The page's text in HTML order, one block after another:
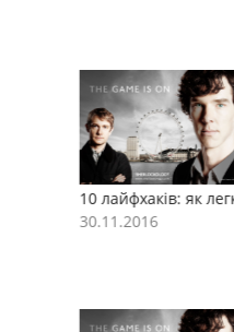
10 лайфхаків: як
30.11.2016